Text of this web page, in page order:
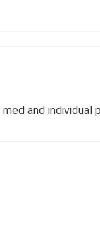
and individual